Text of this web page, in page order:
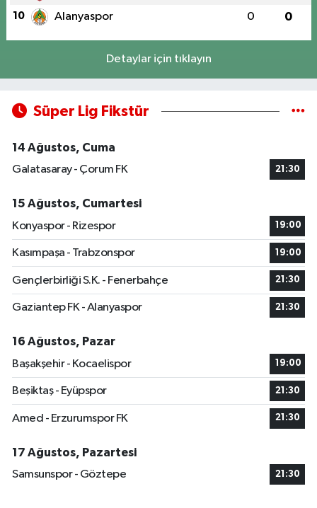
10 Alanyaspor 0 0
Detaylar için tıklayın
Süper Lig Fikstür
14 Ağustos, Cuma
Galatasaray - Çorum FK
21:30
15 Ağustos, Cumartesi
Konyaspor - Rizespor
19:00
Kasımpaşa - Trabzonspor 19:00
Gençlerbirliği S.K. - Fenerbahçe 21:30
Gaziantep FK - Alanyaspor 21:30
16 Ağustos, Pazar
Başakşehir - Kocaelispor
19:00
Beşiktaş - Eyüpspor 21:30
Amed - Erzurumspor FK 21:30
17 Ağustos, Pazartesi
Samsunspor - Göztepe
21:30